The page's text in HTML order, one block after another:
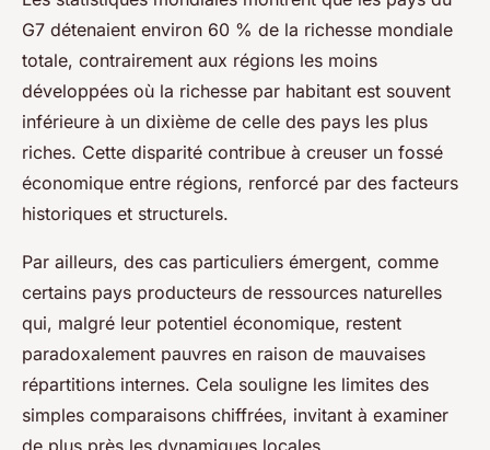
G7 détenaient environ 60 % de la richesse mondiale
totale, contrairement aux régions les moins
développées où la richesse par habitant est souvent
inférieure à un dixième de celle des pays les plus
riches. Cette disparité contribue à creuser un fossé
économique entre régions, renforcé par des facteurs
historiques et structurels.
Par ailleurs, des cas particuliers émergent, comme
certains pays producteurs de ressources naturelles
qui, malgré leur potentiel économique, restent
paradoxalement pauvres en raison de mauvaises
répartitions internes. Cela souligne les limites des
simples comparaisons chiffrées, invitant à examiner